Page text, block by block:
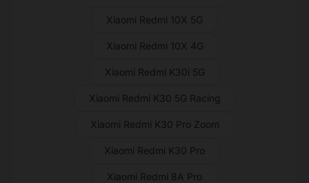
Xiaomi Redmi 10X 5G
Xiaomi Redmi 10X 4G
Xiaomi Redmi K30i 5G
Xiaomi Redmi K30 5G Racing
Xiaomi Redmi K30 Pro Zoom
Xiaomi Redmi K30 Pro
Xiaomi Redmi 8A Pro